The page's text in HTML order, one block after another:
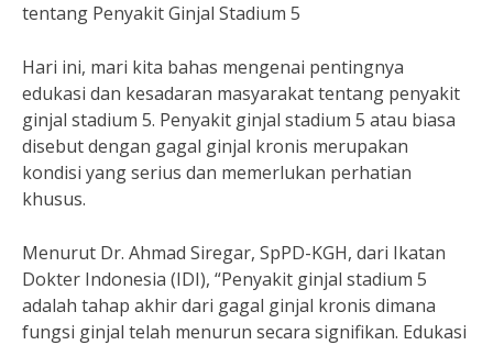
tentang Penyakit Ginjal Stadium 5
Hari ini, mari kita bahas mengenai pentingnya
edukasi dan kesadaran masyarakat tentang penyakit
ginjal stadium 5. Penyakit ginjal stadium 5 atau biasa
disebut dengan gagal ginjal kronis merupakan
kondisi yang serius dan memerlukan perhatian
khusus.
Menurut Dr. Ahmad Siregar, SpPD-KGH, dari Ikatan
Dokter Indonesia (IDI), “Penyakit ginjal stadium 5
adalah tahap akhir dari gagal ginjal kronis dimana
fungsi ginjal telah menurun secara signifikan. Edukasi